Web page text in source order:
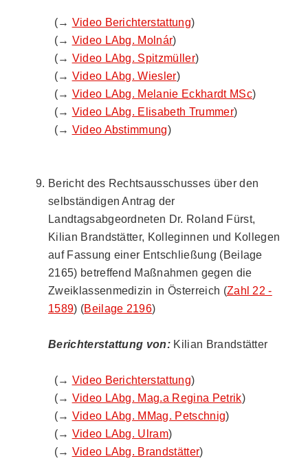
(→ Video Berichterstattung)
(→ Video LAbg. Molnár)
(→ Video LAbg. Spitzmüller)
(→ Video LAbg. Wiesler)
(→ Video LAbg. Melanie Eckhardt MSc)
(→ Video LAbg. Elisabeth Trummer)
(→ Video Abstimmung)
Bericht des Rechtsausschusses über den
selbständigen Antrag der
Landtagsabgeordneten Dr. Roland Fürst,
Kilian Brandstätter, Kolleginnen und Kollegen
auf Fassung einer Entschließung (Beilage
2165) betreffend Maßnahmen gegen die
Zweiklassenmedizin in Österreich (Zahl 22 -
1589) (Beilage 2196)
Berichterstattung von: Kilian Brandstätter
(→ Video Berichterstattung)
(→ Video LAbg. Mag.a Regina Petrik)
(→ Video LAbg. MMag. Petschnig)
(→ Video LAbg. Ulram)
(→ Video LAbg. Brandstätter)